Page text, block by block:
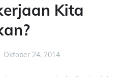
Kita
Oktober 24, 2014